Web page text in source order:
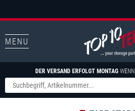
MENU
DER VERSAND ERFOLGT MONTAG